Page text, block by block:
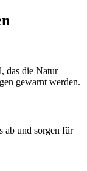
das die Natur
gewarnt werden.
ab und sorgen für